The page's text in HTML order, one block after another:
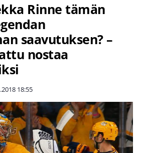
Rinne tämän
saavutuksen? –
nostaa
18:55